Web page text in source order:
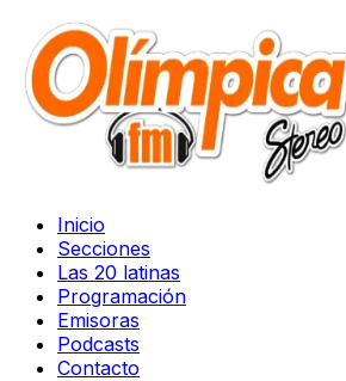
Inicio
Secciones
Las 20 latinas
Programación
Emisoras
Podcasts
Contacto